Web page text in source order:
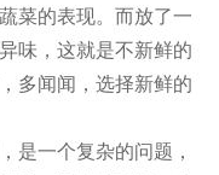
菜的表现。而放了一
味，这就是不新鲜的
多闻闻，选择新鲜的
是一个复杂的问题，